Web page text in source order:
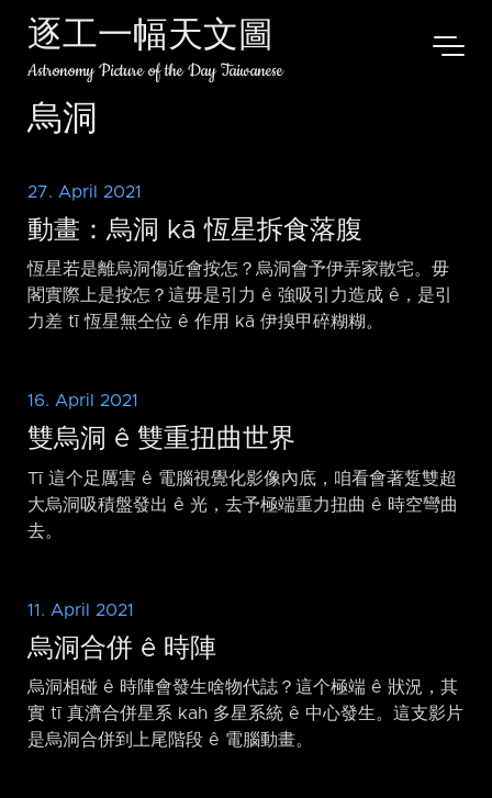
逐工一幅天文圖
Astronomy Picture of the Day Taiwanese
烏洞
27. April 2021
動畫：烏洞 kā 恆星拆食落腹
恆星若是離烏洞傷近會按怎？烏洞會予伊弄家散宅。毋
閣實際上是按怎？這毋是引力 ê 強吸引力造成 ê，是引
力差 tī 恆星無仝位 ê 作用 kā 伊搝甲碎糊糊。
16. April 2021
雙烏洞 ê 雙重扭曲世界
Tī 這个足厲害 ê 電腦視覺化影像內底，咱看會著踅雙超
大烏洞吸積盤發出 ê 光，去予極端重力扭曲 ê 時空彎曲
去。
11. April 2021
烏洞合併 ê 時陣
烏洞相碰 ê 時陣會發生啥物代誌？這个極端 ê 狀況，其
實 tī 真濟合併星系 kah 多星系統 ê 中心發生。這支影片
是烏洞合併到上尾階段 ê 電腦動畫。